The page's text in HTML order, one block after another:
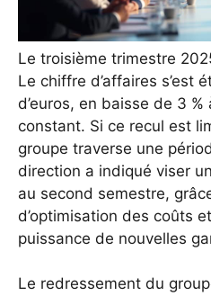
Le troisième trimestre
Le chiffre d’affaires s’est
d’euros, en baisse de 3
constant. Si ce recul est
groupe traverse une
direction a indiqué viser
au second semestre,
d’optimisation des coûts
puissance de nouvelles
Le redressement du